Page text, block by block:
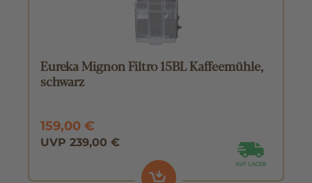
Eureka Mignon Filtro 15BL Kaffeemühle,
schwarz
159,00 €
UVP 239,00 €